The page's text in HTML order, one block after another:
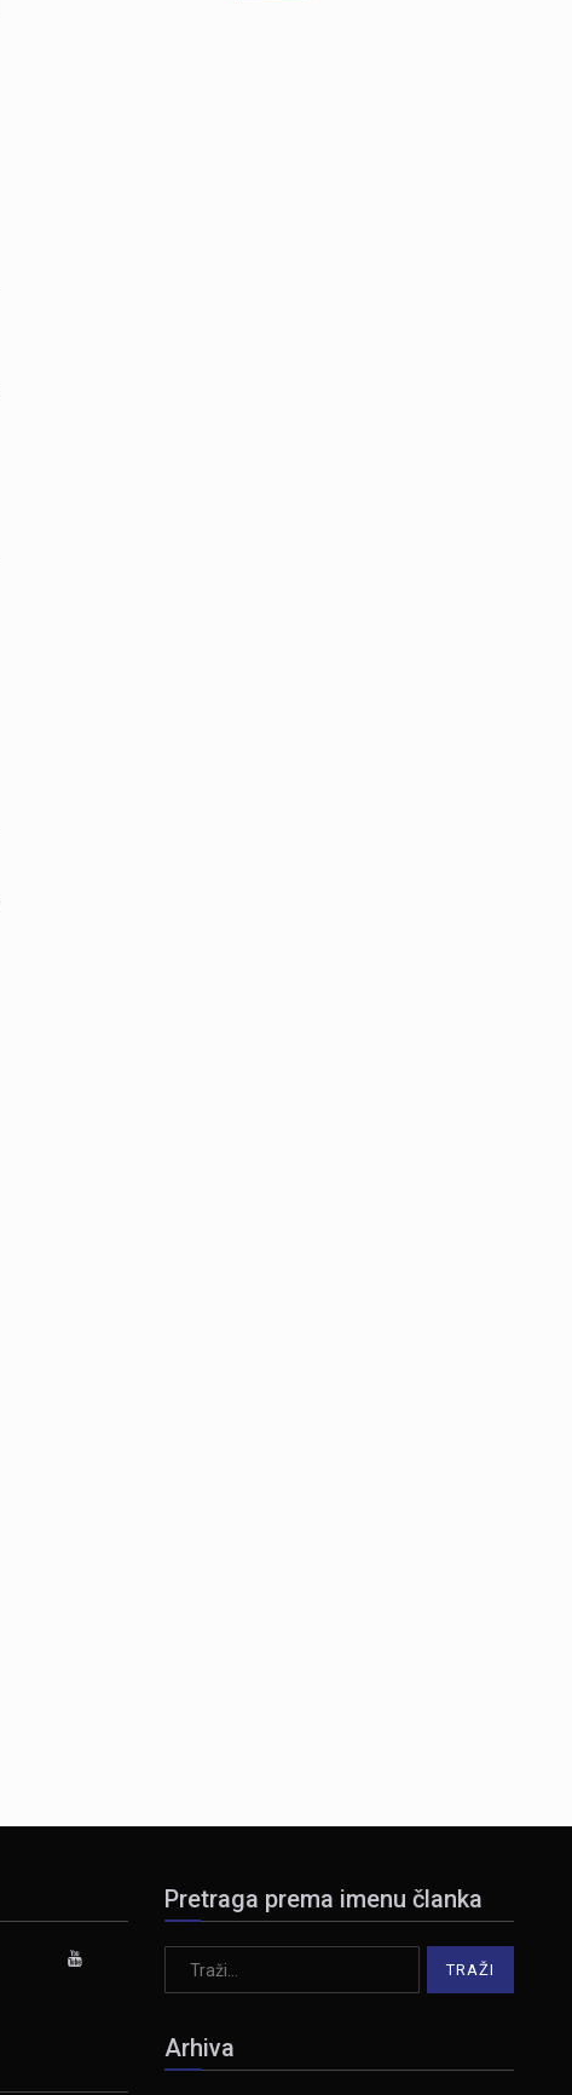
Pretraga prema imenu članka
Arhiva